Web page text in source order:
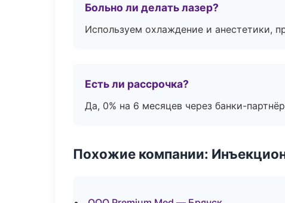
Больно ли делать лазер?
Используем охлаждение и анестетики,
Есть ли рассрочка?
Да, 0% на 6 месяцев через банки-
Похожие компании: